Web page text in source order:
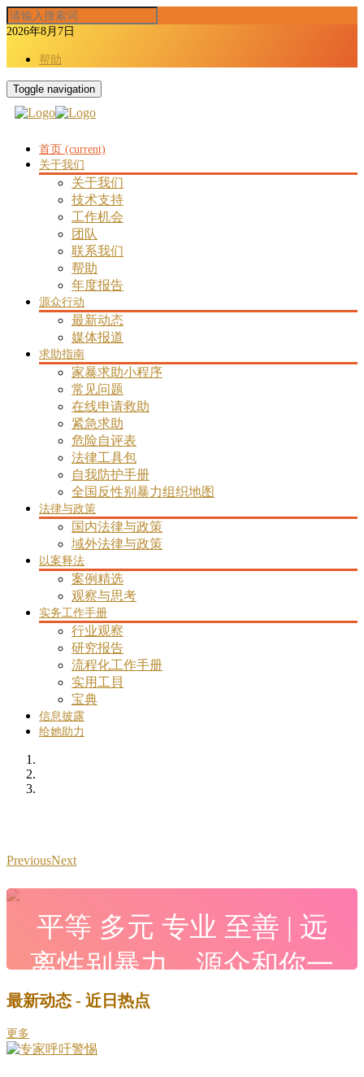
2026年8月7日
帮助
Toggle navigation
首页 (current)
关于我们
关于我们
技术支持
工作机会
团队
联系我们
帮助
年度报告
源众行动
最新动态
媒体报道
求助指南
家暴求助小程序
常见问题
在线申请救助
紧急求助
危险自评表
法律工具包
自我防护手册
全国反性别暴力组织地图
法律与政策
国内法律与政策
域外法律与政策
以案释法
案例精选
观察与思考
实务工作手册
行业观察
研究报告
流程化工作手册
实用工貝
宝典
信息披露
给她助力
PreviousNext
平等 多元 专业 至善 | 远
离性别暴力，源众和你一
最新动态 - 近日热点
更多